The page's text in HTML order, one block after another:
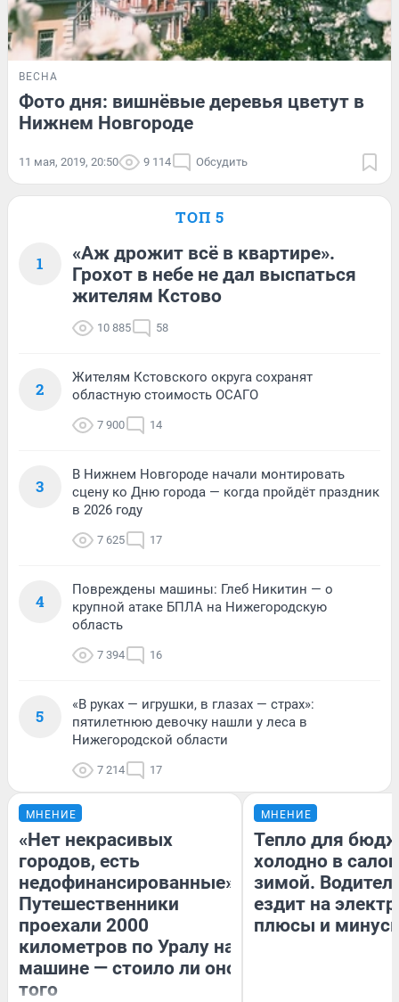
ВЕСНА
Фото дня: вишнёвые деревья цветут в
Нижнем Новгороде
11 мая, 2019, 20:50 9 114 Обсудить
ТОП 5
1
«Аж дрожит всё в квартире».
Грохот в небе не дал выспаться
жителям Кстово
10 885 58
2
Жителям Кстовского округа сохранят
областную стоимость ОСАГО
7 900 14
3
В Нижнем Новгороде начали монтировать
сцену ко Дню города — когда пройдёт праздник
в 2026 году
7 625 17
4
Повреждены машины: Глеб Никитин — о
крупной атаке БПЛА на Нижегородскую
область
7 394 16
5
«В руках — игрушки, в глазах — страх»:
пятилетнюю девочку нашли у леса в
Нижегородской области
7 214 17
МНЕНИЕ
«Нет некрасивых
городов, есть
недофинансированные».
Путешественники
проехали 2000
километров по Уралу на
машине — стоило ли оно
того
МНЕНИЕ
Тепло для
холодно в
зимой.
ездит на
плюсы и